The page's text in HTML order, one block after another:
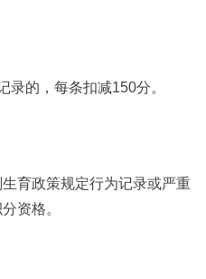
录的，每条扣减150分。
育政策规定行为记录或严重
资格。